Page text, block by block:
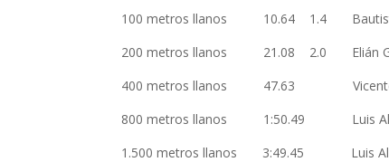
100 metros llanos 10.64 1.4
200 metros llanos 21.08 2.0 Elián
400 metros llanos 47.63
800 metros llanos 1:50.49 Luis
1.500 metros llanos 3:49.45 Luis